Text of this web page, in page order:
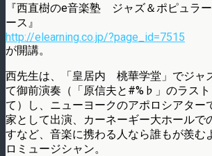
『西直樹のe音楽塾 ジャズ＆ポピュラ
ース』
http://elearning.co.jp/?page_id=7515
が開講。
西先生は、「皇居内 桃華学堂」でジャ
て御前演奏（「原信夫と#%♭」のラス
て）し、ニューヨークのアポロシアター
家として出演、カーネーギー大ホールで
すなど、音楽に携わる人なら誰もが羨む
ロミュージシャン。